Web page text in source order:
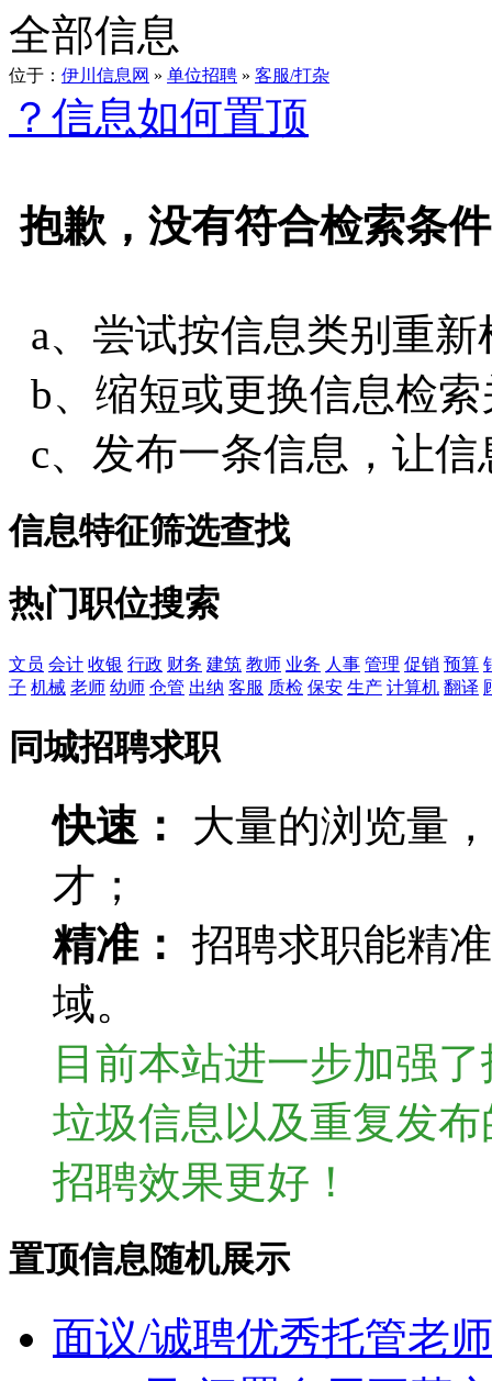
全部信息
位于： 伊川信息网 » 单位招聘 » 客服/打杂
？信息如何置顶
抱歉，没有符合检索条
a、尝试按信息类别重
b、缩短或更换信息检
c、发布一条信息，让
信息特征筛选查找
热门职位搜索
文员 会计 收银 行政 财务 建筑 教师 业务 人事 管理 促销 预算
子 机械 老师 幼师 仓管 出纳 客服 质检 保安 生产 计算机 翻译
同城招聘求职
快速：
大量的浏览量
才；
精准： 招聘求职能精
域。
目前本站进一步加强
垃圾信息以及重复发
招聘效果更好！
置顶信息随机展示
面议/诚聘优秀托管老师